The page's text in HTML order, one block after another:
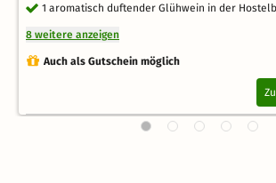
1 aromatisch duftender Glühwein in der
8 weitere anzeigen
Auch als Gutschein möglich